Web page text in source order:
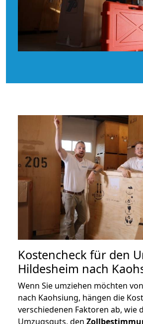
Kostencheck für den
Hildesheim nach
Wenn Sie umziehen möchten
nach Kaohsiung, hängen die
verschiedenen Faktoren ab, wie
Umzugsguts, den